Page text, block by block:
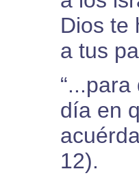
Dios te
a tus
día en
12).